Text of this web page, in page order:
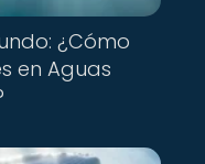
¿Cómo
en Aguas